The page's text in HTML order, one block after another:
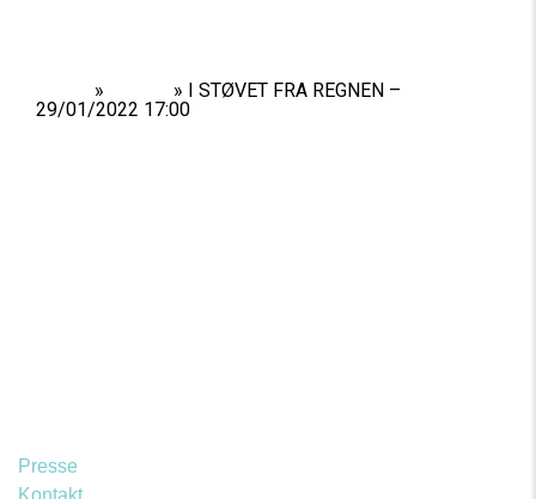
» » I STØVET FRA REGNEN –
29/01/2022 17:00
Presse
Kontakt